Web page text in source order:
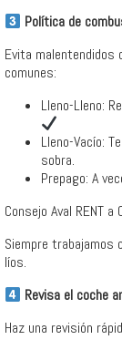
Política de
Evita
comunes:
Lleno-Lleno:
Lleno-Vacío:
sobra.
Prepago: A
Consejo Aval RENT a
Siempre trabajamos
líos.
Revisa el coche
Haz una revisión